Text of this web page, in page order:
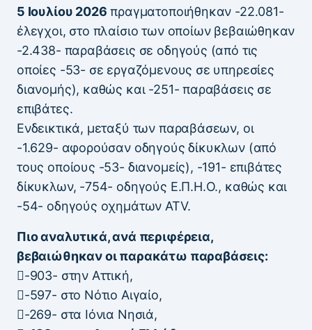
5 Ιουλίου 2026 πραγματοποιήθηκαν -22.081-
έλεγχοι, στο πλαίσιο των οποίων βεβαιώθηκαν
-2.438- παραβάσεις σε οδηγούς (από τις
οποίες -53- σε εργαζόμενους σε υπηρεσίες
διανομής), καθώς και -251- παραβάσεις σε
επιβάτες.
Ενδεικτικά, μεταξύ των παραβάσεων, οι
-1.629- αφορούσαν οδηγούς δίκυκλων (από
τους οποίους -53- διανομείς), -191- επιβάτες
δίκυκλων, -754- οδηγούς Ε.Π.Η.Ο., καθώς και
-54- οδηγούς οχημάτων ATV.
Πιο αναλυτικά, ανά περιφέρεια,
βεβαιώθηκαν οι παρακάτω παραβάσεις:
-903- στην Αττική,
-597- στο Νότιο Αιγαίο,
-269- στα Ιόνια Νησιά,